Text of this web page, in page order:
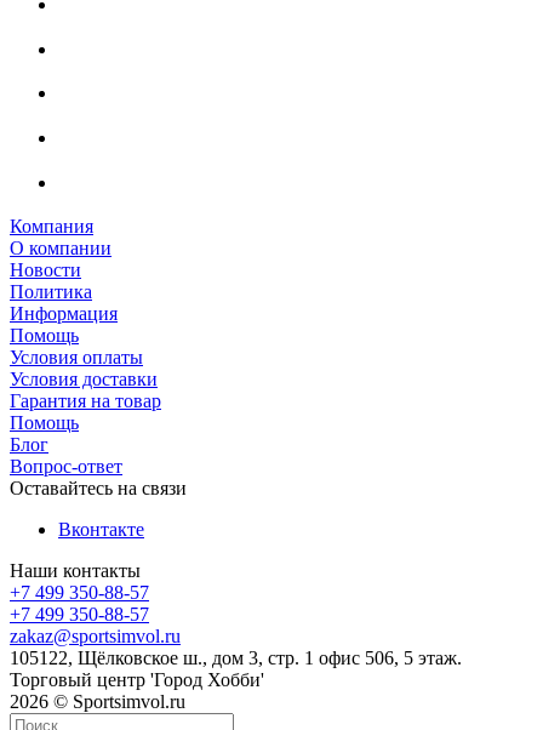
Компания
О компании
Новости
Политика
Информация
Помощь
Условия оплаты
Условия доставки
Гарантия на товар
Помощь
Блог
Вопрос-ответ
Оставайтесь на связи
Вконтакте
Наши контакты
+7 499 350-88-57
+7 499 350-88-57
zakaz@sportsimvol.ru
105122, Щёлковское ш., дом 3, стр. 1 офис 506, 5 этаж.
Торговый центр 'Город Хобби'
2026 © Sportsimvol.ru